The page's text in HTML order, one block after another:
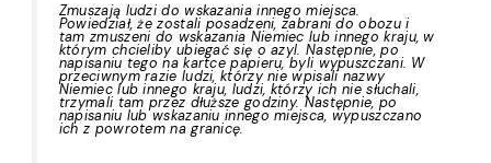
Zmuszają ludzi do wskazania innego miejsca.
Powiedział, że zostali posadzeni, zabrani do obozu i
tam zmuszeni do wskazania Niemiec lub innego kraju, w
którym chcieliby ubiegać się o azyl. Następnie, po
napisaniu tego na kartce papieru, byli wypuszczani. W
przeciwnym razie ludzi, którzy nie wpisali nazwy
Niemiec lub innego kraju, ludzi, którzy ich nie słuchali,
trzymali tam przez dłuższe godziny. Następnie, po
napisaniu lub wskazaniu innego miejsca, wypuszczano
ich z powrotem na granicę.